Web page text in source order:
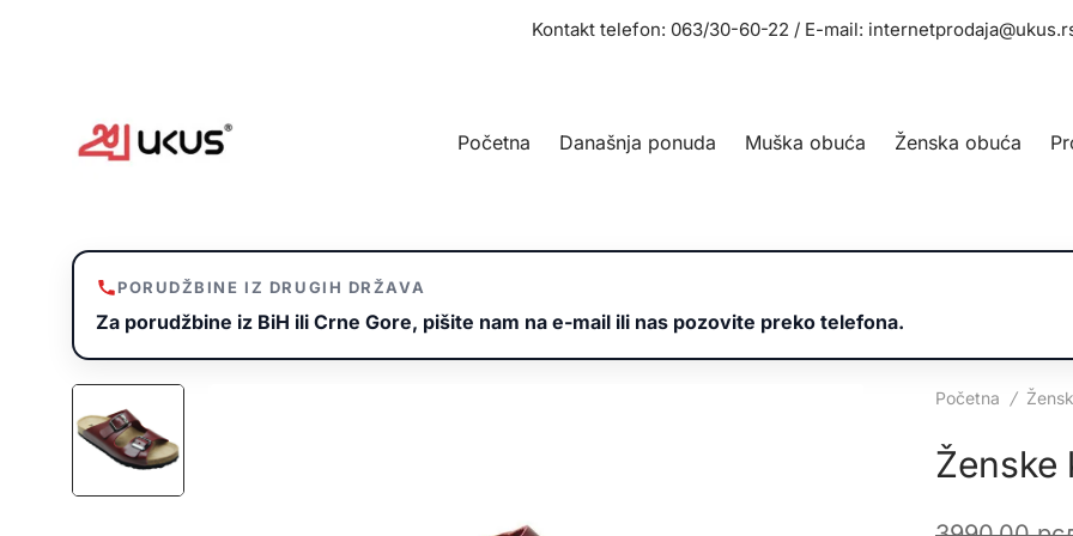
Kontakt telefon: 063/30-60-22 / E-mail:
Početna Današnja ponuda Muška obuća Ženska obuća
PORUDŽBINE IZ DRUGIH DRŽAVA
Za porudžbine iz BiH ili Crne Gore, pišite nam na e-mail ili nas pozovite preko telefona.
Početna /
Ženske